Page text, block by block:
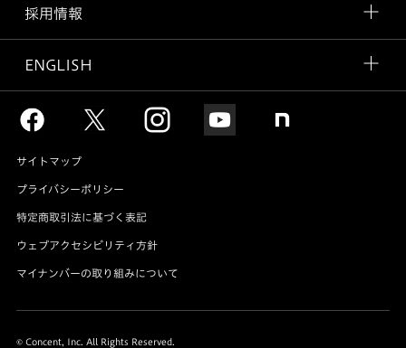
採用情報
ENGLISH
サイトマップ
プライバシーポリシー
特定商取引法に基づく表記
ウェブアクセシビリティ方針
マイナンバーの取り組みについて
© Concent, Inc. All Rights Reserved.